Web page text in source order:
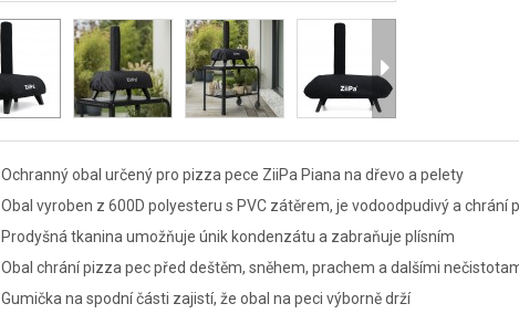
Ochranný obal určený pro pizza pece ZiiPa Piana na dřevo a pelety
Obal vyroben z 600D polyesteru s PVC zátěrem, je vodoodpudivý a chrání
Prodyšná tkanina umožňuje únik kondenzátu a zabraňuje plísním
Obal chrání pizza pec před deštěm, sněhem, prachem a dalšími
Gumička na spodní části zajistí, že obal na peci výborně drží